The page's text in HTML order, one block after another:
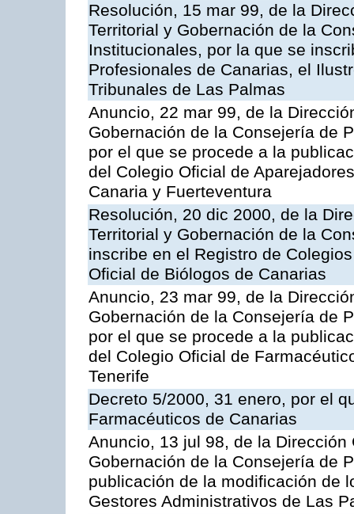
Resolución, 15 mar 99, de la
Territorial y Gobernación de la
Institucionales, por la que se
Profesionales de Canarias, el
Tribunales de Las Palmas
Anuncio, 22 mar 99, de la
Gobernación de la Consejería de
por el que se procede a la
del Colegio Oficial de
Canaria y Fuerteventura
Resolución, 20 dic 2000, de la
Territorial y Gobernación de la
inscribe en el Registro de
Oficial de Biólogos de Canarias
Anuncio, 23 mar 99, de la
Gobernación de la Consejería de
por el que se procede a la
del Colegio Oficial de
Tenerife
Decreto 5/2000, 31 enero, por el
Farmacéuticos de Canarias
Anuncio, 13 jul 98, de la
Gobernación de la Consejería de
publicación de la modificación de
Gestores Administrativos de Las